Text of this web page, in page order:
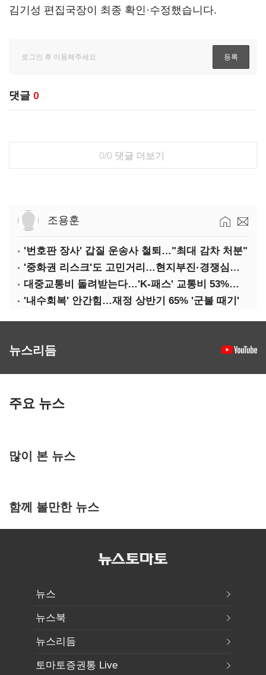
김기성 편집국장이 최종 확인·수정했습니다.
댓글 0
0/0 댓글 더보기
조용훈
'번호판 장사' 갑질 운송사 철퇴…"최대 감차 처분"
'중화권 리스크'도 고민거리…현지부진·경쟁심화·양안냉각
대중교통비 돌려받는다…'K-패스' 교통비 53%까지 환급
'내수회복' 안간힘…재정 상반기 65% '군불 때기'
뉴스리듬
주요 뉴스
많이 본 뉴스
함께 볼만한 뉴스
뉴스
뉴스북
뉴스리듬
토마토증권통 Live